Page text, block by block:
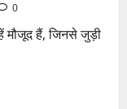
0
मौजूद हैं, जिनसे जुड़ी